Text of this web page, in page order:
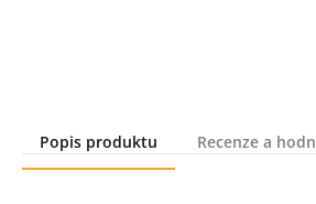
Popis produktu
Recenze a